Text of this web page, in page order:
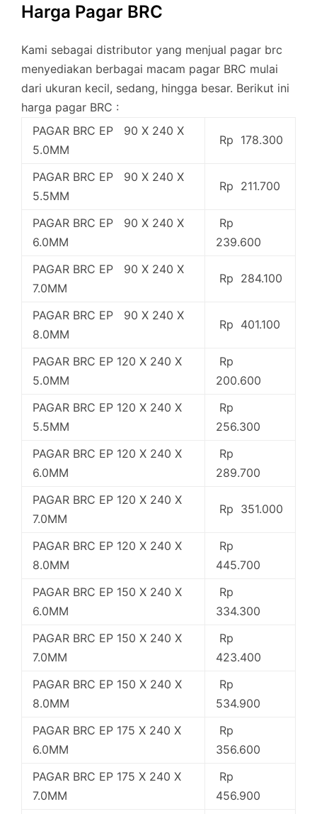
Harga Pagar BRC
Kami sebagai distributor yang menjual pagar brc
menyediakan berbagai macam pagar BRC mulai
dari ukuran kecil, sedang, hingga besar. Berikut ini
harga pagar BRC :
PAGAR BRC EP 90 X 240 X
5.0MM
Rp 178.300
PAGAR BRC EP 90 X 240 X
5.5MM
Rp 211.700
PAGAR BRC EP 90 X 240 X
6.0MM
Rp
239.600
PAGAR BRC EP 90 X 240 X
7.0MM
Rp 284.100
PAGAR BRC EP 90 X 240 X
8.0MM
Rp 401.100
PAGAR BRC EP 120 X 240 X
5.0MM
Rp
200.600
PAGAR BRC EP 120 X 240 X
5.5MM
Rp
256.300
PAGAR BRC EP 120 X 240 X
6.0MM
Rp
289.700
PAGAR BRC EP 120 X 240 X
7.0MM
Rp 351.000
PAGAR BRC EP 120 X 240 X
8.0MM
Rp
445.700
PAGAR BRC EP 150 X 240 X
6.0MM
Rp
334.300
PAGAR BRC EP 150 X 240 X
7.0MM
Rp
423.400
PAGAR BRC EP 150 X 240 X
8.0MM
Rp
534.900
PAGAR BRC EP 175 X 240 X
6.0MM
Rp
356.600
PAGAR BRC EP 175 X 240 X
7.0MM
Rp
456.900